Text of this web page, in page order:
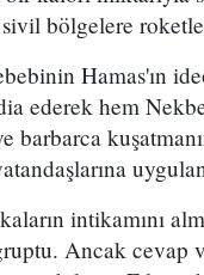
sivil bölgelere
Hamas'ın
ederek hem
barbarca
intikamını
Ancak cevap